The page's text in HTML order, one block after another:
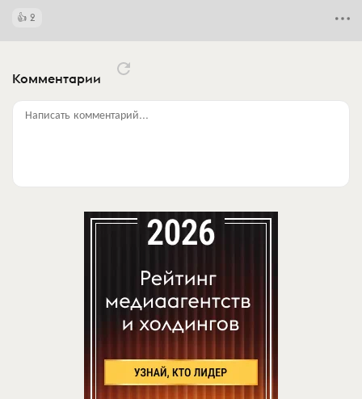
2
Комментарии
Написать комментарий...